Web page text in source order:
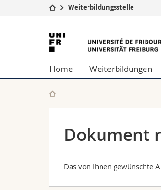
Universität
Studium
Forschung
Universität
Weiterbildungsstelle
Universität
Freiburg
Home Weiterbildungen
Dokument
Das von Ihnen gewünschte